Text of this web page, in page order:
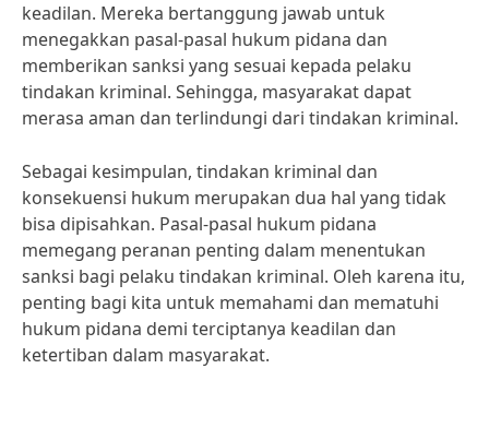
keadilan. Mereka bertanggung jawab untuk
menegakkan pasal-pasal hukum pidana dan
memberikan sanksi yang sesuai kepada pelaku
tindakan kriminal. Sehingga, masyarakat dapat
merasa aman dan terlindungi dari tindakan kriminal.
Sebagai kesimpulan, tindakan kriminal dan
konsekuensi hukum merupakan dua hal yang tidak
bisa dipisahkan. Pasal-pasal hukum pidana
memegang peranan penting dalam menentukan
sanksi bagi pelaku tindakan kriminal. Oleh karena itu,
penting bagi kita untuk memahami dan mematuhi
hukum pidana demi terciptanya keadilan dan
ketertiban dalam masyarakat.